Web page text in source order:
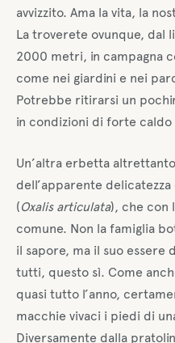
avvizzito. Ama la vita, la
La troverete ovunque, dal
2000 metri, in campagna
come nei giardini e nei
Potrebbe ritirarsi un
in condizioni di forte
Un’altra erbetta
dell’apparente
(Oxalis articulata), che con
comune. Non la famiglia
il sapore, ma il suo essere
tutti, questo sì. Come
quasi tutto l’anno,
macchie vivaci i piedi di
Diversamente dalla